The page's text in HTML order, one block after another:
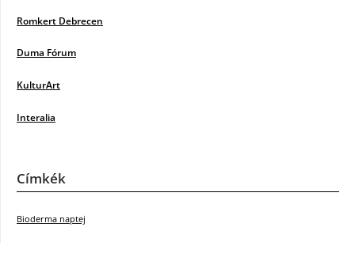
Romkert Debrecen
Duma Fórum
KulturArt
Interalia
Címkék
Bioderma naptej